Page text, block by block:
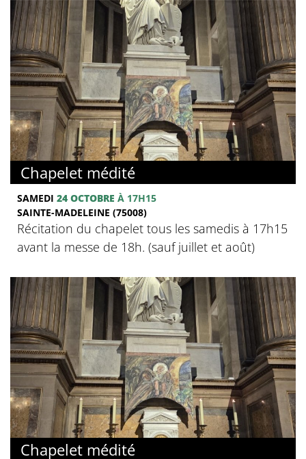
Chapelet médité
SAMEDI 24 OCTOBRE À 17H15
SAINTE-MADELEINE (75008)
Récitation du chapelet tous les samedis à 17h15
avant la messe de 18h. (sauf juillet et août)
Chapelet médité